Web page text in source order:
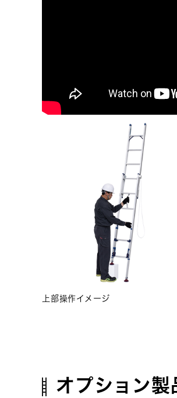
上部操作イメージ
オプション製